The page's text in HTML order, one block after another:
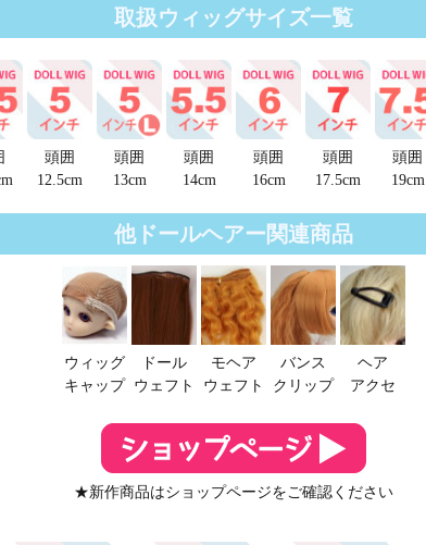
取扱ウィッグサイズ一覧
頭囲
12.5cm
頭囲
13cm
頭囲
14cm
頭囲
16cm
頭囲
17.5cm
頭囲
19cm
他ドールヘアー関連商品
ウィッグ
キャップ
ドール
ウェフト
モヘア
ウェフト
バンス
クリップ
ヘア
アクセ
★新作商品はショップページをご確認ください